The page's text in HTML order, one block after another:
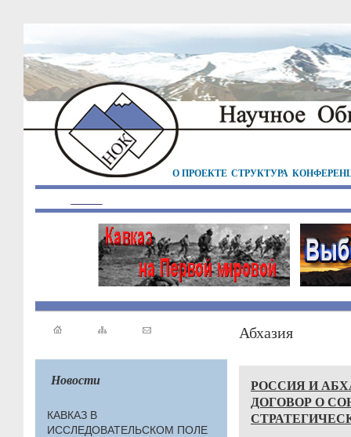
О ПРОЕКТЕ СТРУКТУРА
Новости
КАВКАЗ В
ИССЛЕДОВАТЕЛЬСКОМ ПОЛЕ
Абхазия
РОССИЯ И
ДОГОВОР О